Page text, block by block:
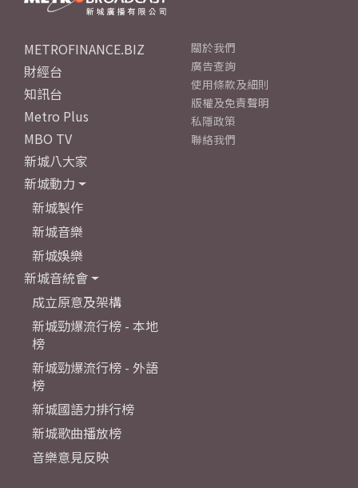
METROFINANCE.BIZ
財經台
知訊台
Metro Plus
MBO TV
新城八大家
新城動力
新城製作
新城音樂
新城娛樂
新城音統會
成立原意及架構
新城勁爆流行榜 - 本地
榜
新城勁爆流行榜 - 外語
榜
新城國語力排行榜
新城歌曲播放榜
音樂意見反映
關於我們
廣告查詢
使用條款及細則
版權及免責聲明
私隱政策
聯絡我們